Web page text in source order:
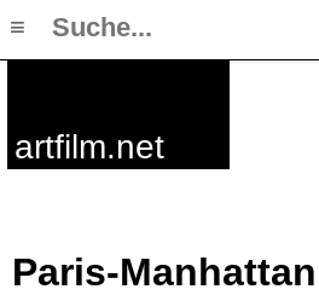
artfilm.net
Paris-
≡